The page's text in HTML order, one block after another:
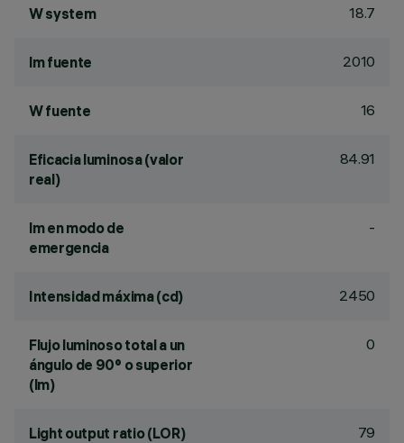
W system 18.7
lm fuente 2010
W fuente 16
Eficacia luminosa (valor
real)
84.91
lm en modo de
emergencia
-
Intensidad máxima (cd) 2450
Flujo luminoso total a un
ángulo de 90° o superior
(lm)
0
Light output ratio (LOR) 79